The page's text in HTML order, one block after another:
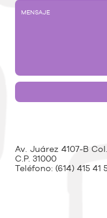
Av. Juárez 4107-B
C.P. 31000
Teléfono: (614) 415 41